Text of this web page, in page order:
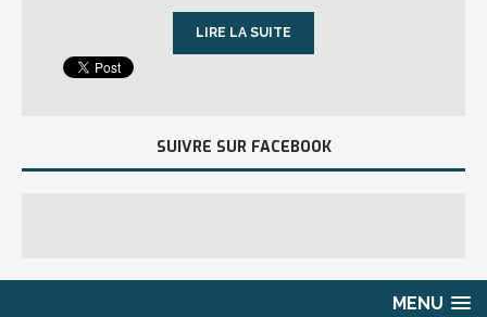
LIRE LA SUITE
SUIVRE SUR FACEBOOK
MENU